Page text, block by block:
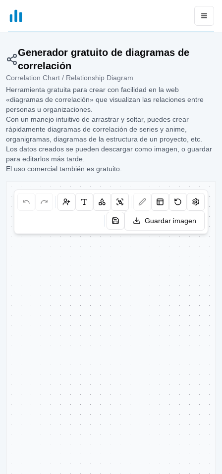
xGrapher
Generador gratuito de diagramas de
correlación
Correlation Chart / Relationship Diagram
Herramienta gratuita para crear con facilidad en la web
«diagramas de correlación» que visualizan las relaciones entre
personas u organizaciones.
Con un manejo intuitivo de arrastrar y soltar, puedes crear
rápidamente diagramas de correlación de series y anime,
organigramas, diagramas de la estructura de un proyecto, etc.
Los datos creados se pueden descargar como imagen, o guardar
para editarlos más tarde.
El uso comercial también es gratuito.
Guardar imagen